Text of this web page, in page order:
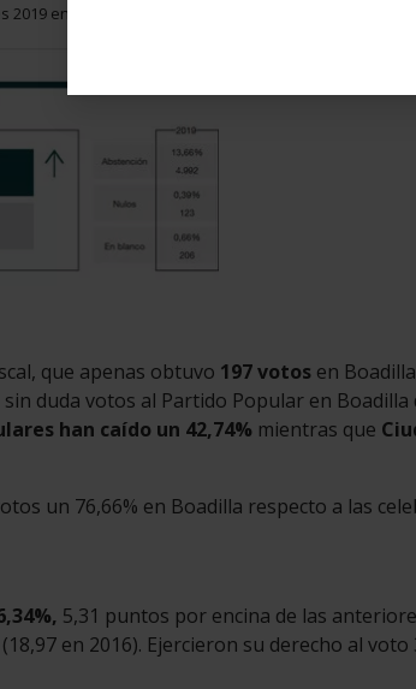
en Boadilla del Monte.
que apenas obtuvo 197 votos en
duda votos al Partido Popular en
han caído un 42,74% mientras que
un 76,66% en Boadilla respecto a las
5,31 puntos por encina de las
(18,97 en 2016). Ejercieron su derecho al voto